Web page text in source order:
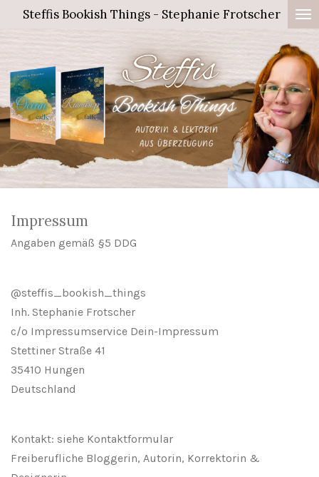
Zum
Hauptinhalt
springen
Steffis Bookish Things - Stephanie Frotscher
Impressum
Angaben gemäß §5 DDG
@steffis_bookish_things
Inh. Stephanie Frotscher
c/o Impressumservice Dein-Impressum
Stettiner Straße 41
35410 Hungen
Deutschland
Kontakt: siehe Kontaktformular
Freiberufliche Bloggerin, Autorin, Korrektorin &